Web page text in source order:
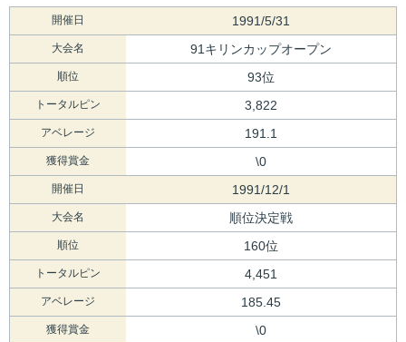
開催日 1991/5/31
大会名 91キリンカップオープン
順位 93位
トータルピン 3,822
アベレージ 191.1
獲得賞金 \0
開催日 1991/12/1
大会名 順位決定戦
順位 160位
トータルピン 4,451
アベレージ 185.45
獲得賞金 \0